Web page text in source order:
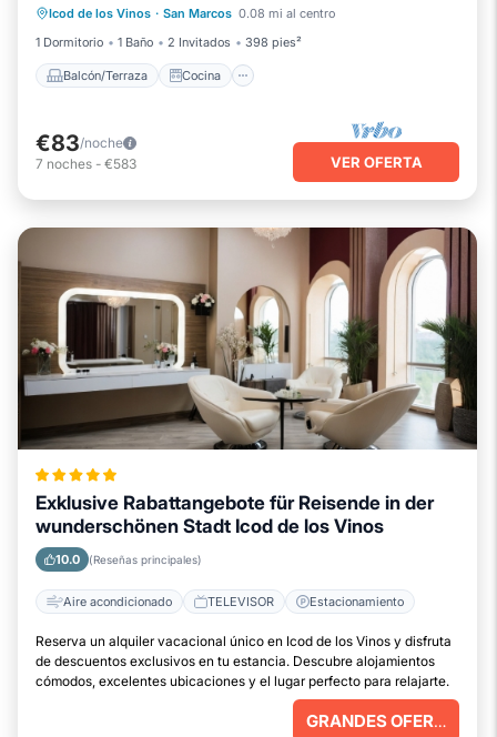
Icod de los Vinos · San Marcos 0.08 mi al centro
1 Dormitorio
1 Baño 2 Invitados 398 pies²
Balcón/Terraza Cocina
Aparcamiento
Internet
€83/noche
7 noches - €583 VER OFERTA
Exklusive Rabattangebote für Reisende in der
wunderschönen Stadt Icod de los Vinos
10.0 (Reseñas principales)
Aire acondicionado TELEVISOR Estacionamiento
Reserva un alquiler vacacional único en Icod de los Vinos y disfruta
de descuentos exclusivos en tu estancia. Descubre alojamientos
cómodos, excelentes ubicaciones y el lugar perfecto para relajarte.
GRANDES OFERTAS